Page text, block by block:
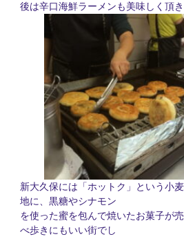
後は辛口海鮮ラーメンも美味しく頂き
新大久保には「ホットク」という小
地に、黒糖やシナモン
を使った蜜を包んで焼いたお菓子が
べ歩きにもいい街でし